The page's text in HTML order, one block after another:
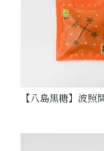
【八島黒糖】波照